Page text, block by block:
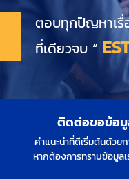
ตอบทุกปัญหาเรื่
ที่เดียวจบ “
ติดต่อขอข้อมู
คำแนะนำที่ดีเริ่มต้นด้วย
หากต้องการทราบข้อมูล